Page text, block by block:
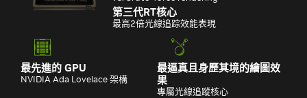
第三代RT核心
最高2倍光線追踪效能表現
最先進的 GPU
NVIDIA Ada Lovelace 架構
最逼真且身歷其境的繪圖效
果
專屬光線追蹤核心